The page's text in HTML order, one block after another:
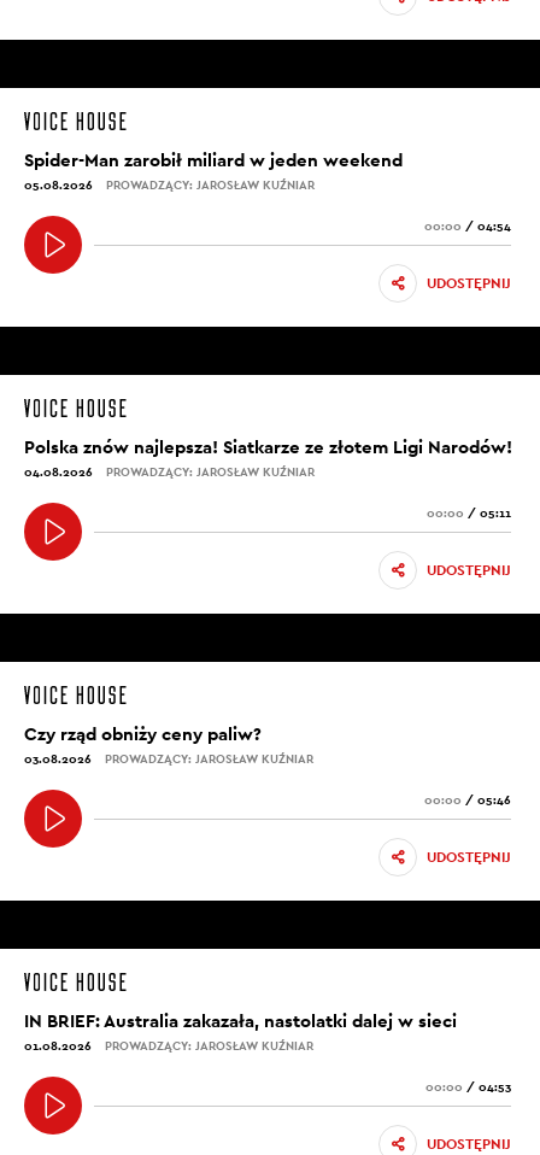
Spider-Man zarobił miliard w jeden weekend
05.08.2026 PROWADZĄCY: JAROSŁAW KUŹNIAR
00:00 / 04:54
UDOSTĘPNIJ
Polska znów najlepsza! Siatkarze ze złotem Ligi Narodów!
04.08.2026 PROWADZĄCY: JAROSŁAW KUŹNIAR
00:00 / 05:11
UDOSTĘPNIJ
Czy rząd obniży ceny paliw?
03.08.2026 PROWADZĄCY: JAROSŁAW KUŹNIAR
00:00 / 05:46
UDOSTĘPNIJ
IN BRIEF: Australia zakazała, nastolatki dalej w sieci
01.08.2026 PROWADZĄCY: JAROSŁAW KUŹNIAR
00:00 / 04:53
UDOSTĘPNIJ